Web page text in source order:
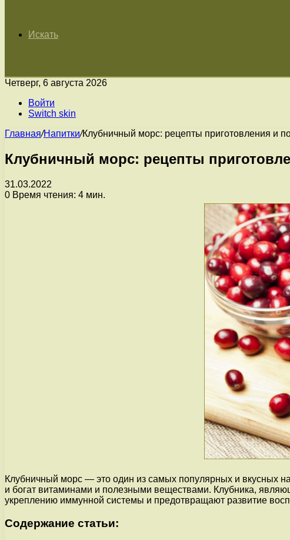
Искать
Четверг, 6 августа 2026
Войти
Switch skin
Главная/Напитки/Клубничный морс: рецепты приготовления и
Клубничный морс: рецепты
31.03.2022
0 Время чтения: 4 мин.
Клубничный морс — это один из самых популярных и вкусных
и богат витаминами и полезными веществами. Клубника,
укреплению иммунной системы и предотвращают развитие
Содержание статьи: